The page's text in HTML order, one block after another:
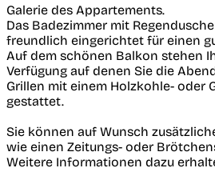
Galerie des Appartements.
Das Badezimmer mit
freundlich eingerichtet für einen
Auf dem schönen Balkon stehen
Verfügung auf denen Sie die
Grillen mit einem Holzkohle- oder
gestattet.
Sie können auf Wunsch
wie einen Zeitungs- oder
Weitere Informationen dazu